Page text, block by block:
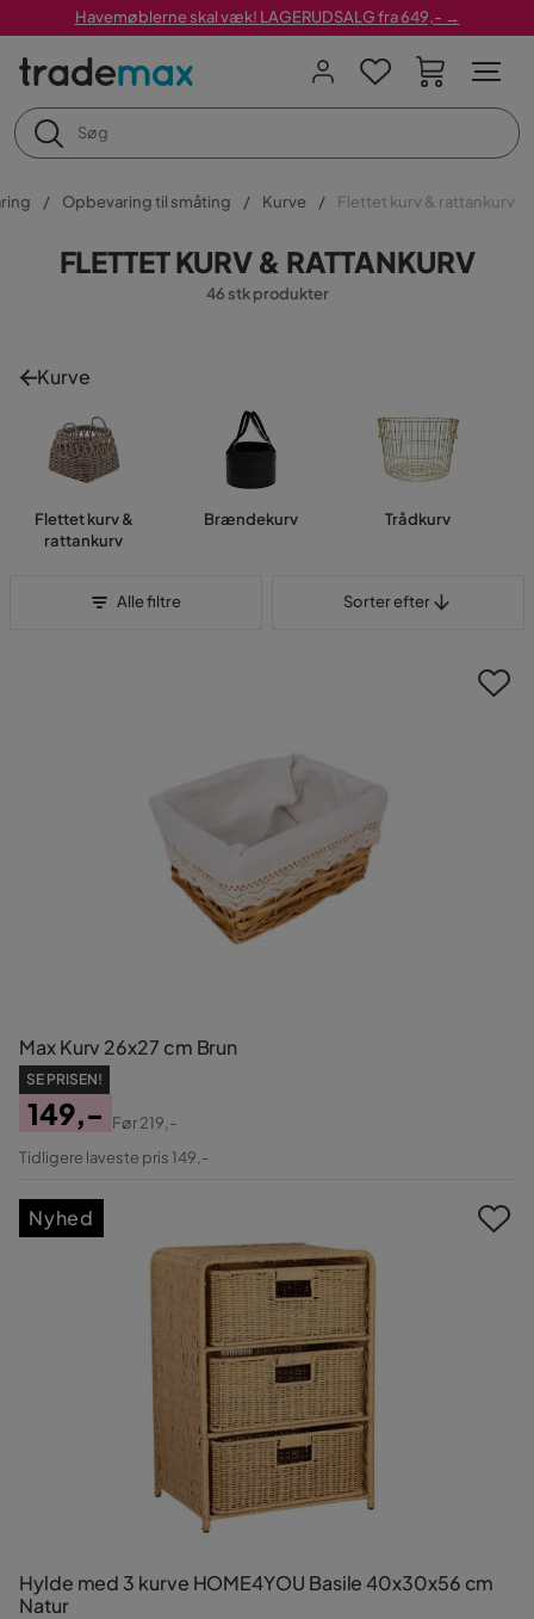
Havemøblerne skal væk! LAGERUDSALG fra 649,- →
Opbevaring til småting Kurve Flettet kurv & rattankurv
FLETTET KURV & RATTANKURV
46 stk produkter
Kurve
Flettet kurv &
rattankurv
Brændekurv Trådkurv
Alle filtre Sorter efter
Max Kurv 26x27 cm Brun
SE PRISEN!
Pris
149,-
Original
Før219,-
Tidligere laveste pris 149,-
Hylde med 3 kurve HOME4YOU Basile 40x30x56 cm
Natur
Nyhed